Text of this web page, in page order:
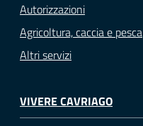
Autorizzazioni
Agricoltura, caccia e pesca
Altri servizi
VIVERE CAVRIAGO